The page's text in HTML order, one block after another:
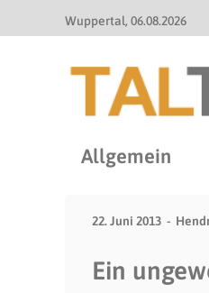
Wuppertal 06.08.2026
Allgemein
22. Juni 2013
Ein